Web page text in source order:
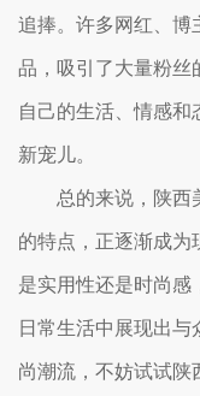
追捧。许多网红、博
品，吸引了大量粉丝
自己的生活、情感和
新宠儿。
总的来说，陕西
的特点，正逐渐成为
是实用性还是时尚感
日常生活中展现出
尚潮流，不妨试试陕